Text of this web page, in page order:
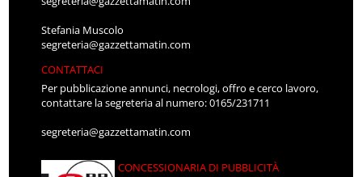
Stefania Muscolo
segreteria@gazzettamatin.com
CONTATTACI
Per pubblicazione annunci, necrologi, offro e cerco lavoro,
contattare la segreteria al numero: 0165/231711
segreteria@gazzettamatin.com
CONCESSIONARIA DI PUBBLICITÀ